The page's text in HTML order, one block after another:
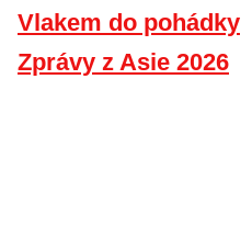
Vlakem do pohádky
Zprávy z Asie 2026